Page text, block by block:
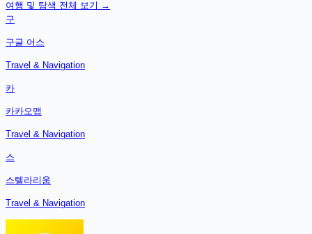
여행 및 탐색 전체 보기 →
구
구글 어스
Travel & Navigation
카
카카오맵
Travel & Navigation
스
스텔라리움
Travel & Navigation